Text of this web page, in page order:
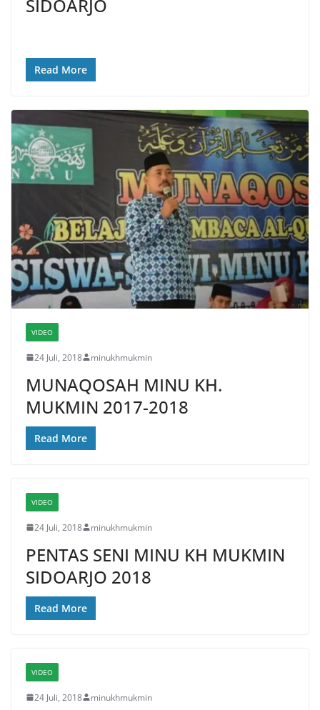
SIDOARJO
Read More
VIDEO
24 Juli, 2018 minukhmukmin
MUNAQOSAH MINU KH.
MUKMIN 2017-2018
Read More
VIDEO
24 Juli, 2018 minukhmukmin
PENTAS SENI MINU KH MUKMIN
SIDOARJO 2018
Read More
VIDEO
24 Juli, 2018 minukhmukmin